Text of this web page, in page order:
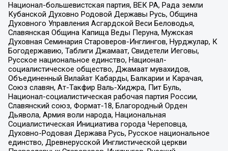
Национал-большевистская партия, ВЕК РА, Рада земли
Кубанской Духовно Родовой Державы Русь, Община
Духовного Управления Асгардской Веси Беловодья,
Славянская Община Капища Веды Перуна, Мужская
Духовная Семинария Староверов-Инглингов, Нурджулар, К
Богодержавию, Таблиги Джамаат, Свидетели Иеговы,
Русское национальное единство, Национал-
социалистическое общество, Джамаат мувахидов,
Объединенный Вилайат Кабарды, Балкарии и Карачая,
Союз славян, Ат-Такфир Валь-Хиджра, Пит Буль,
Национал-социалистическая рабочая партия России,
Славянский союз, Формат-18, Благородный Орден
Дьявола, Армия воли народа, Национальная
Социалистическая Инициатива города Череповца,
Духовно-Родовая Держава Русь, Русское национальное
единство, Древнерусской Инглистической церкви